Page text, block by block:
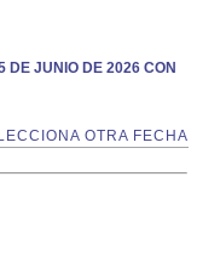
DE JUNIO DE 2026 CON
OTRA FECHA